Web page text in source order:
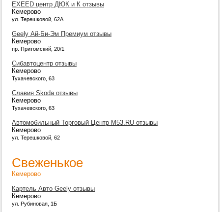
EXEED центр ДЮК и К отзывы
Кемерово
ул. Терешковой, 62А
Geely Ай-Би-Эм Премиум отзывы
Кемерово
пр. Притомский, 20/1
Сибавтоцентр отзывы
Кемерово
Тухачевского, 63
Славия Skoda отзывы
Кемерово
Тухачевского, 63
Автомобильный Торговый Центр М53.RU отзывы
Кемерово
ул. Терешковой, 62
Свеженькое
Кемерово
Картель Авто Geely отзывы
Кемерово
ул. Рубиновая, 1Б